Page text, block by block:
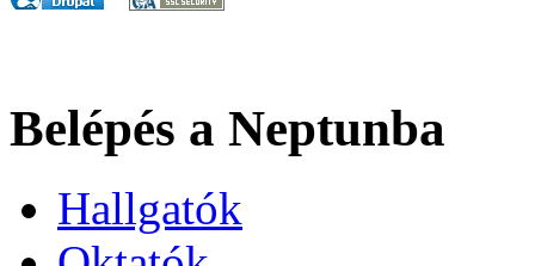
Belépés a Neptunba
Hallgatók